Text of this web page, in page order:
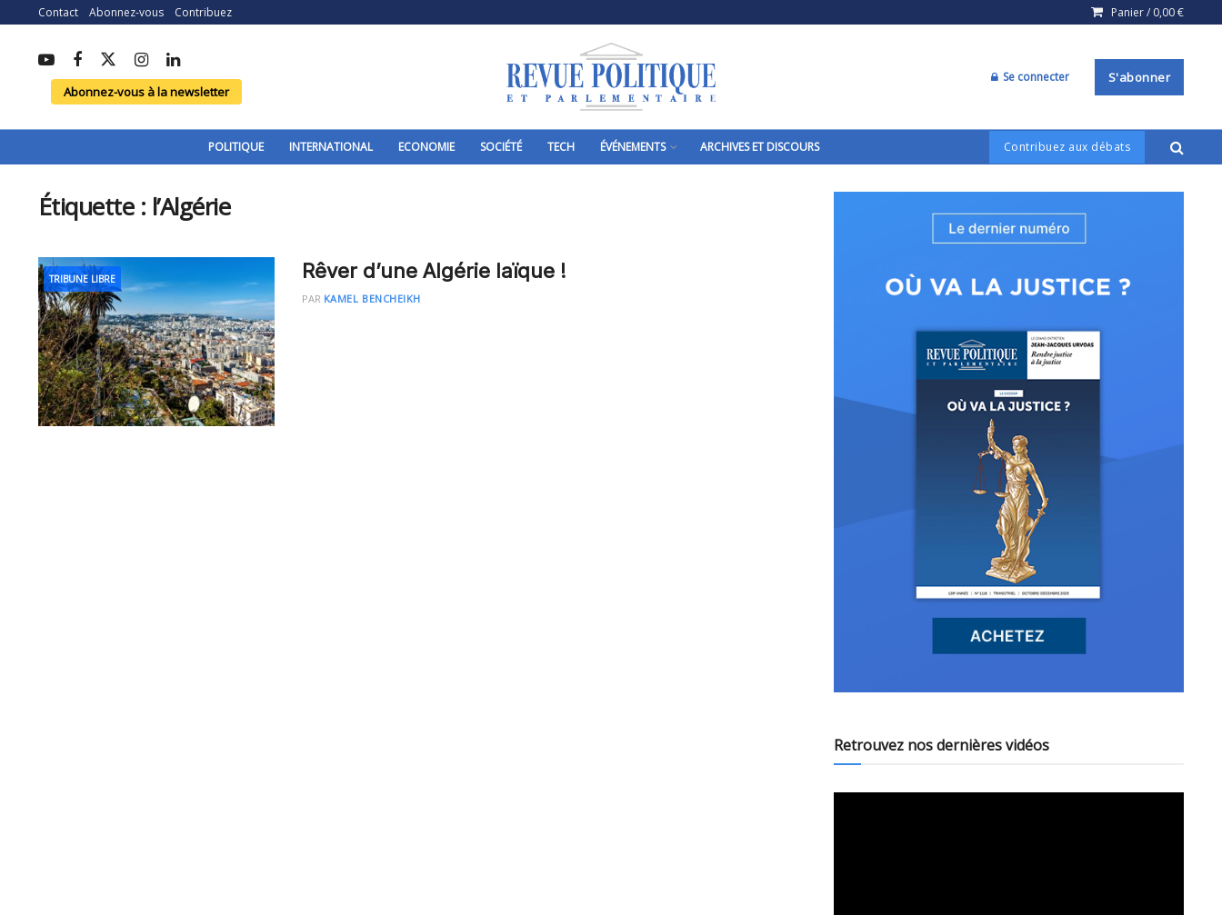
Contact Abonnez-vous Contribuez Panier / 0,00€
Abonnez-vous à la newsletter
Se connecter S'abonner
POLITIQUE INTERNATIONAL ECONOMIE SOCIÉTÉ TECH ÉVÉNEMENTS ARCHIVES ET DISCOURS Contribuez aux débats
Étiquette : l’Algérie
TRIBUNE LIBRE Rêver d’une Algérie laïque !
PAR KAMEL BENCHEIKH
Retrouvez nos dernières vidéos